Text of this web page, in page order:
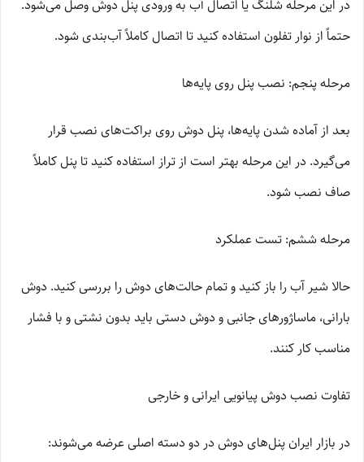
در این مرحله شلنگ یا اتصال آب به ورودی پنل دوش وصل می‌شود.
حتماً از نوار تفلون استفاده کنید تا اتصال کاملاً آب‌بندی شود.
مرحله پنجم: نصب پنل روی پایه‌ها
بعد از آماده شدن پایه‌ها، پنل دوش روی براکت‌های نصب قرار
می‌گیرد. در این مرحله بهتر است از تراز استفاده کنید تا پنل کاملاً
صاف نصب شود.
مرحله ششم: تست عملکرد
حالا شیر آب را باز کنید و تمام حالت‌های دوش را بررسی کنید. دوش
بارانی، ماساژورهای جانبی و دوش دستی باید بدون نشتی و با فشار
مناسب کار کنند.
تفاوت نصب دوش پیانویی ایرانی و خارجی
در بازار ایران پنل‌های دوش در دو دسته اصلی عرضه می‌شوند: